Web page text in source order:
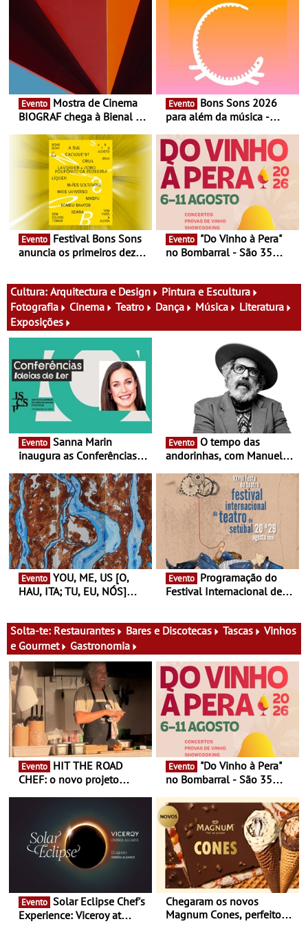
Evento
BIOGRAF chega à Bienal de
Documentário, ensaio
fílmico e práticas artísticas
Evento
para além da música -
percursos, oficinas,
atividades para toda a
família e muito mais
Evento
anuncia os primeiros dez
Evento
no Bombarral - São 35
experiências
Cultura: Arquitectura e Design
Pintura e Escultura
Fotografia
Cinema Teatro Dança Música
Literatura
Exposições
Evento
inaugura as Conferências
Antiga primeira-ministra da
Finlândia é a convidada da
primeira edição do novo
ciclo de debates dedicado
aos grandes temas do
nosso tempo
Evento
andorinhas, com Manuel
Atum - Concerto
performance na MAAT
Gallery a 3 de Setembro,
Evento
HAU, ITA; TU, EU, NÓS]
13 de Dezembro
Evento
Festival Internacional de
29 de Agosto
Solta-te: Restaurantes Bares e Discotecas Tascas
Vinhos
e Gourmet
Gastronomia
Evento
CHEF: o novo projeto
conceito gastronómico
itinerante que percorre
Portugal
Evento
no Bombarral - São 35
prova e seis dias de
experiências
Evento
Experience: Viceroy at
Chegaram os novos
Magnum Cones, perfeitos